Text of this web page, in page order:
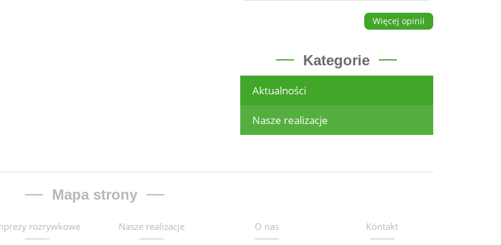
Więcej opinii
Kategorie
Aktualności
Nasze realizacje
Mapa strony
rozrywkowe Nasze realizacje O nas Kontakt